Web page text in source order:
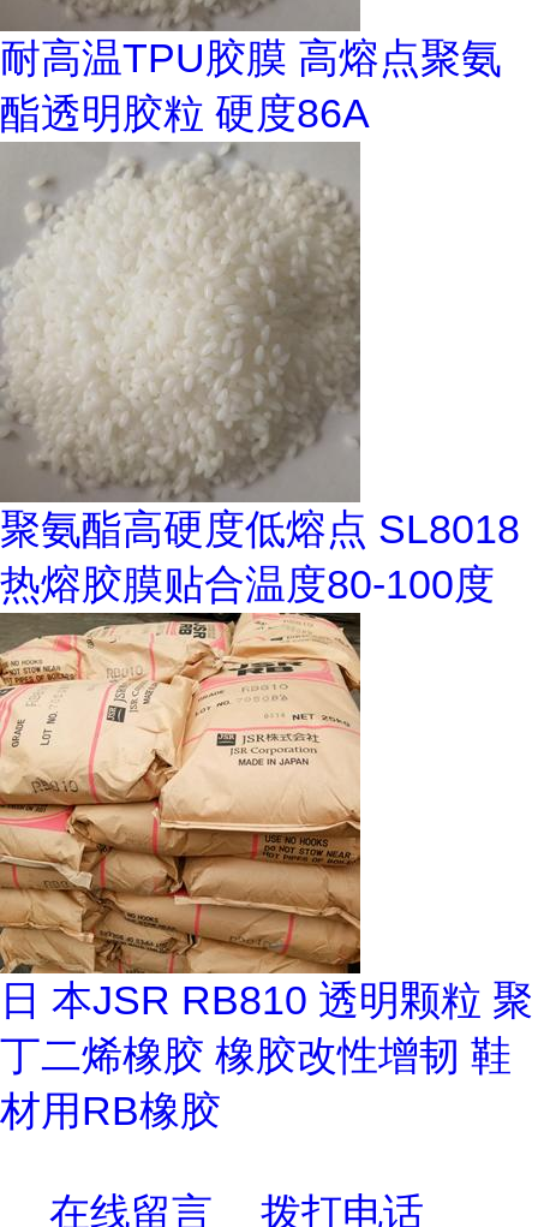
耐高温TPU胶膜 高熔点聚氨
酯透明胶粒 硬度86A
聚氨酯高硬度低熔点 SL8018
热熔胶膜贴合温度80-100度
日 本JSR RB810 透明颗粒 聚
丁二烯橡胶 橡胶改性增韧 鞋
材用RB橡胶
在线留言 拨打电话